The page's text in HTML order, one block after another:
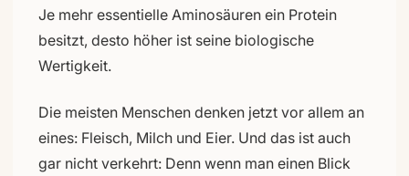
Je mehr essentielle Aminosäuren ein Protein
besitzt, desto höher ist seine biologische
Wertigkeit.
Die meisten Menschen denken jetzt vor allem an
eines: Fleisch, Milch und Eier. Und das ist auch
gar nicht verkehrt: Denn wenn man einen Blick